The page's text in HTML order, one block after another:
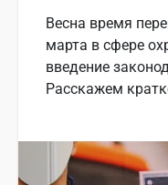
Весна время
марта в сфере
введение
Расскажем